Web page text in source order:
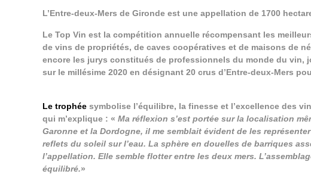
L’Entre-deux-Mers de Gironde est une appellation de 1700
Le Top Vin est la compétition annuelle récompensant les
de vins de propriétés, de caves coopératives et de maisons de
encore les jurys constitués de professionnels du monde du
sur le millésime 2020 en désignant 20 crus d’Entre-deux-Mers
Le trophée symbolise l’équilibre, la finesse et l’excellence des
qui m’explique : «Ma réflexion s’est portée sur la localisation
Garonne et la Dordogne, il me semblait évident de les
reflets du soleil sur l’eau. La sphère en douelles de barriques
l’appellation. Elle semble flotter entre les deux mers.
équilibré.»